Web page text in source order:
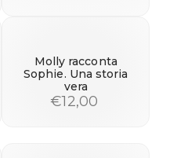
Molly racconta
Sophie. Una storia
vera
€12,00